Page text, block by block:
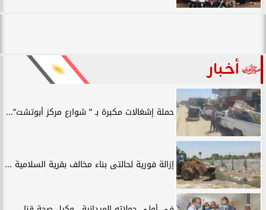
أخبار
حملة إشغالات مكبرة بـ ” شوارع مركز أبوتشت”...
إزالة فورية لحالتى بناء مخالف بقرية السلامية ...